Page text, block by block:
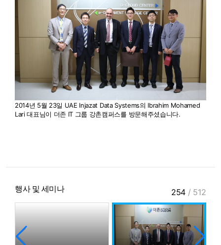
2014년 5월 23일 UAE Injazat Data Systems의 Ibrahim Mohamed
Lari 대표님이 더존 IT 그룹 강촌캠퍼스를 방문해주셨습니다.
행사 및 세미나 254/ 512